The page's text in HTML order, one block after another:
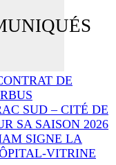
DE
SUD – CITÉ DE
SA SAISON 2026
SIGNE LA
VITRINE